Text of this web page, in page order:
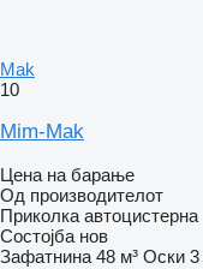
Mak
10
Mim-Mak
Цена на барање
Од производителот
Приколка автоцистерна
Состојба нов
Зафатнина 48 м³ Оски 3